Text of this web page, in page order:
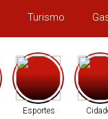
Turismo
Esportes